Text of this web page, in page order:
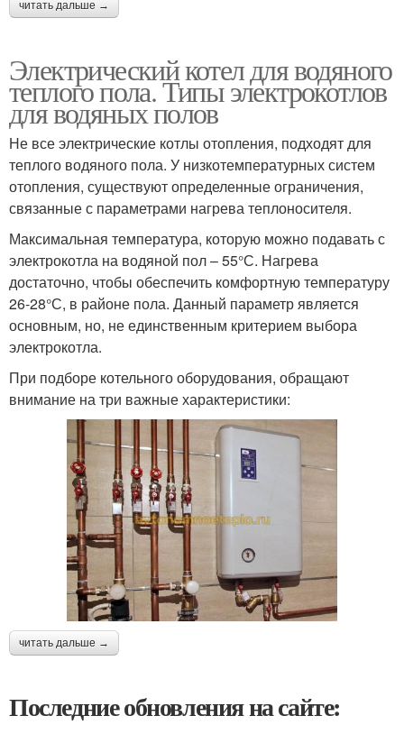
читать дальше →
Электрический котел для водяного
теплого пола. Типы электрокотлов
для водяных полов
Не все электрические котлы отопления, подходят для
теплого водяного пола. У низкотемпературных систем
отопления, существуют определенные ограничения,
связанные с параметрами нагрева теплоносителя.
Максимальная температура, которую можно подавать с
электрокотла на водяной пол – 55°С. Нагрева
достаточно, чтобы обеспечить комфортную температуру
26-28°С, в районе пола. Данный параметр является
основным, но, не единственным критерием выбора
электрокотла.
При подборе котельного оборудования, обращают
внимание на три важные характеристики:
читать дальше →
Последние обновления на сайте: